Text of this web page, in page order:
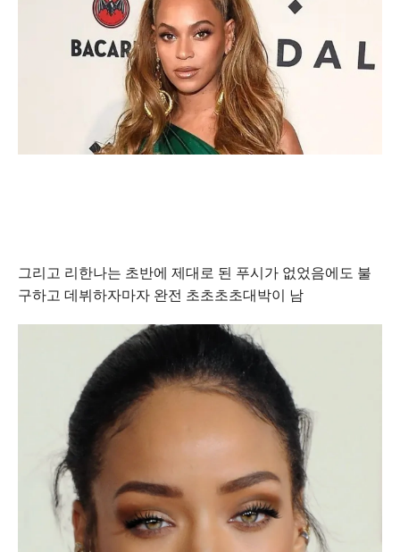
그리고 리한나는 초반에 제대로 된 푸시가 없었음에도 불
구하고 데뷔하자마자 완전 초초초초대박이 남